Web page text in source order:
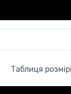
Таблиця